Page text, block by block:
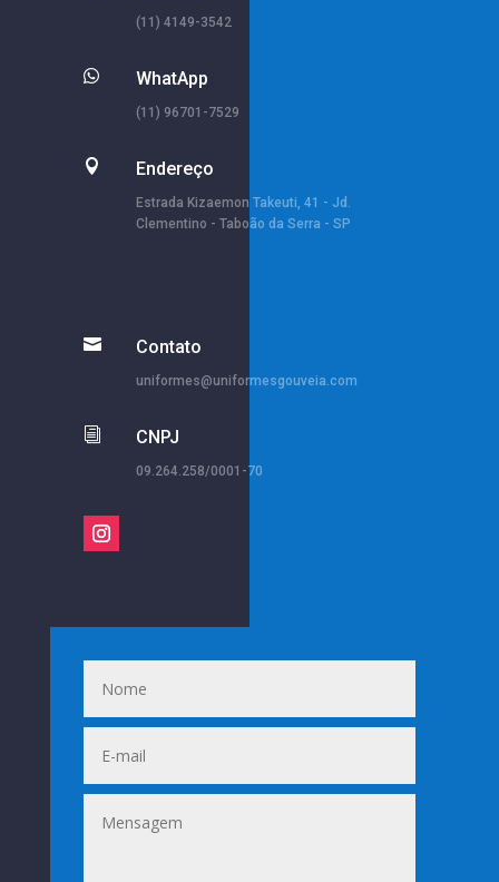
(11) 4149-3542
 WhatApp
(11) 96701-7529
 Endereço
Estrada Kizaemon Takeuti, 41 - Jd.
Clementino - Taboão da Serra - SP
 Contato
uniformes@uniformesgouveia.com
i CNPJ
09.264.258/0001-70